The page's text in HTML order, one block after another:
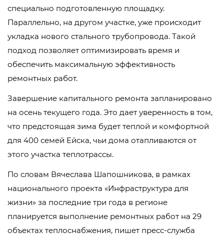
специально подготовленную площадку.
Параллельно, на другом участке, уже происходит
укладка нового стального трубопровода. Такой
подход позволяет оптимизировать время и
обеспечить максимальную эффективность
ремонтных работ.
Завершение капитального ремонта запланировано
на осень текущего года. Это дает уверенность в том,
что предстоящая зима будет теплой и комфортной
для 400 семей Ейска, чьи дома отапливаются от
этого участка теплотрассы.
По словам Вячеслава Шапошникова, в рамках
национального проекта «Инфраструктура для
жизни» за последние три года в регионе
планируется выполнение ремонтных работ на 29
объектах теплоснабжения, пишет пресс-служба